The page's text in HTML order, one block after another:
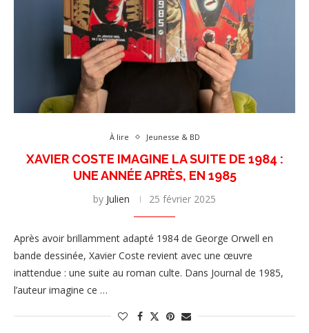
À lire Jeunesse & BD
XAVIER COSTE IMAGINE LA SUITE DE 1984 :
UNE ANNÉE APRÈS, EN 1985
by Julien 25 février 2025
Après avoir brillamment adapté 1984 de George Orwell en
bande dessinée, Xavier Coste revient avec une œuvre
inattendue : une suite au roman culte. Dans Journal de 1985,
l’auteur imagine ce …